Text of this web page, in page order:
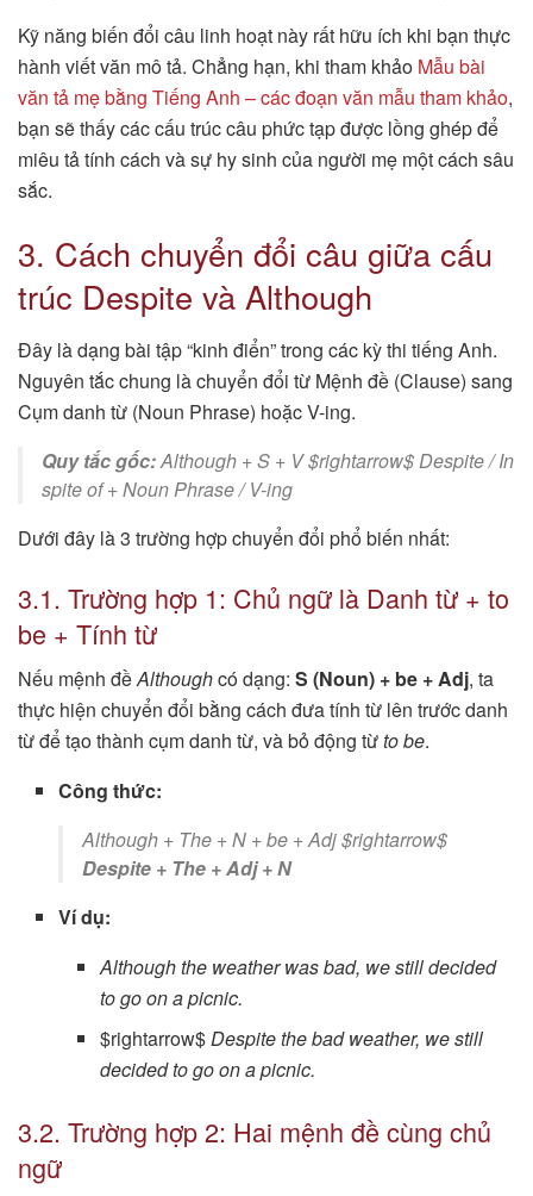
Kỹ năng biến đổi câu linh hoạt này rất hữu ích khi bạn thực
hành viết văn mô tả. Chẳng hạn, khi tham khảo Mẫu bài
văn tả mẹ bằng Tiếng Anh – các đoạn văn mẫu tham khảo,
bạn sẽ thấy các cấu trúc câu phức tạp được lồng ghép để
miêu tả tính cách và sự hy sinh của người mẹ một cách sâu
sắc.
3. Cách chuyển đổi câu giữa cấu
trúc Despite và Although
Đây là dạng bài tập “kinh điển” trong các kỳ thi tiếng Anh.
Nguyên tắc chung là chuyển đổi từ Mệnh đề (Clause) sang
Cụm danh từ (Noun Phrase) hoặc V-ing.
Quy tắc gốc:Although + S + V $rightarrow$ Despite / In
spite of + Noun Phrase / V-ing
Dưới đây là 3 trường hợp chuyển đổi phổ biến nhất:
3.1. Trường hợp 1: Chủ ngữ là Danh từ + to
be + Tính từ
Nếu mệnh đềAlthoughcó dạng: S (Noun) + be + Adj, ta
thực hiện chuyển đổi bằng cách đưa tính từ lên trước danh
từ để tạo thành cụm danh từ, và bỏ động từto be.
Công thức:
Although + The + N + be + Adj $rightarrow$
Despite + The + Adj + N
Ví dụ:
Although the weather was bad, we still decided
to go on a picnic.
$rightarrow$Despite the bad weather, we still
decided to go on a picnic.
3.2. Trường hợp 2: Hai mệnh đề cùng chủ
ngữ